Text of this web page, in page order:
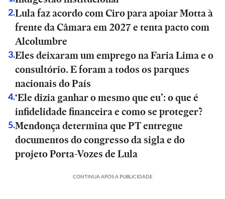
2.Lula faz acordo com Ciro para apoiar Motta à
frente da Câmara em 2027 e tenta pacto com
Alcolumbre
3.Eles deixaram um emprego na Faria Lima e o
consultório. E foram a todos os parques
nacionais do País
4.‘Ele dizia ganhar o mesmo que eu’: o que é
infidelidade financeira e como se proteger?
5.Mendonça determina que PT entregue
documentos do congresso da sigla e do
projeto Porta-Vozes de Lula
CONTINUA APÓS A PUBLICIDADE